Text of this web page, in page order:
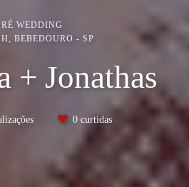
WEDDING
BEBEDOURO - SP
+ Jonathas
0curtidas